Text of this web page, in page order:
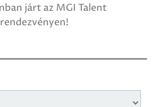
járt az MGI Talent